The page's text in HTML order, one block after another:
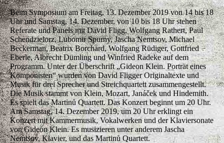
Beim Symposium am Freitag, 13. Dezember 2019 von 14 bis 18
Uhr und Samstag, 14. Dezember, von 10 bis 18 Uhr stehen
Referate und Panels mit David Fligg, Wolfgang Rathert, Paul
Schendzielorz, Lubomir Spurny, Jascha Nemtsov, Michael
Beckerman, Beatrix Borchard, Wolfgang Rüdiger, Gottfried
Eberle, Albrecht Dümling und Winfried Radeke auf dem
Programm. Unter der Überschrift „Gideon Klein. Porträt eines
Komponisten“ wurden von David Fligger Originaltexte und
Musik für drei Sprecher und Streichquartett zusammengestellt.
Die Musik stammt von Klein, Mozart, Janáček und Hindemith.
Es spielt das Martinů Quartett. Das Konzert beginnt um 20 Uhr.
Am Samstag, 14. Dezember 2019, um 20 Uhr erklingt ein
Konzert mit Kammermusik, Vokalwerken und der Klaviersonate
von Gideon Klein. Es musizieren unter anderem Jascha
Nemtsov, Klavier, und das Martinů Quartett.